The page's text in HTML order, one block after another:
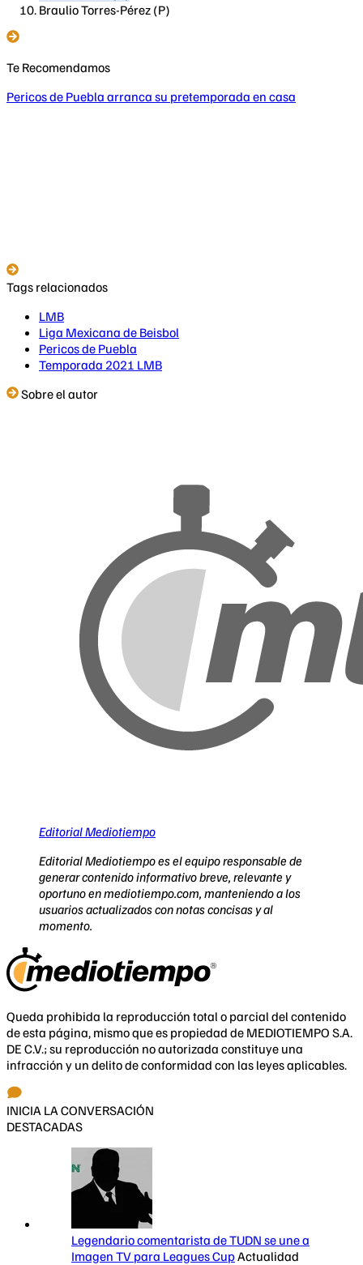
Braulio Torres-Pérez (P)
Te Recomendamos
Pericos de Puebla arranca su pretemporada en casa
Tags relacionados
LMB
Liga Mexicana de Beisbol
Pericos de Puebla
Temporada 2021 LMB
Sobre el autor
Editorial Mediotiempo
Editorial Mediotiempo es el equipo responsable de
generar contenido informativo breve, relevante y
oportuno en mediotiempo.com, manteniendo a los
usuarios actualizados con notas concisas y al
momento.
Queda prohibida la reproducción total o parcial del contenido
de esta página, mismo que es propiedad de MEDIOTIEMPO S.A.
DE C.V.; su reproducción no autorizada constituye una
infracción y un delito de conformidad con las leyes aplicables.
INICIA LA CONVERSACIÓN
DESTACADAS
Legendario comentarista de TUDN se une a
Imagen TV para Leagues CupActualidad